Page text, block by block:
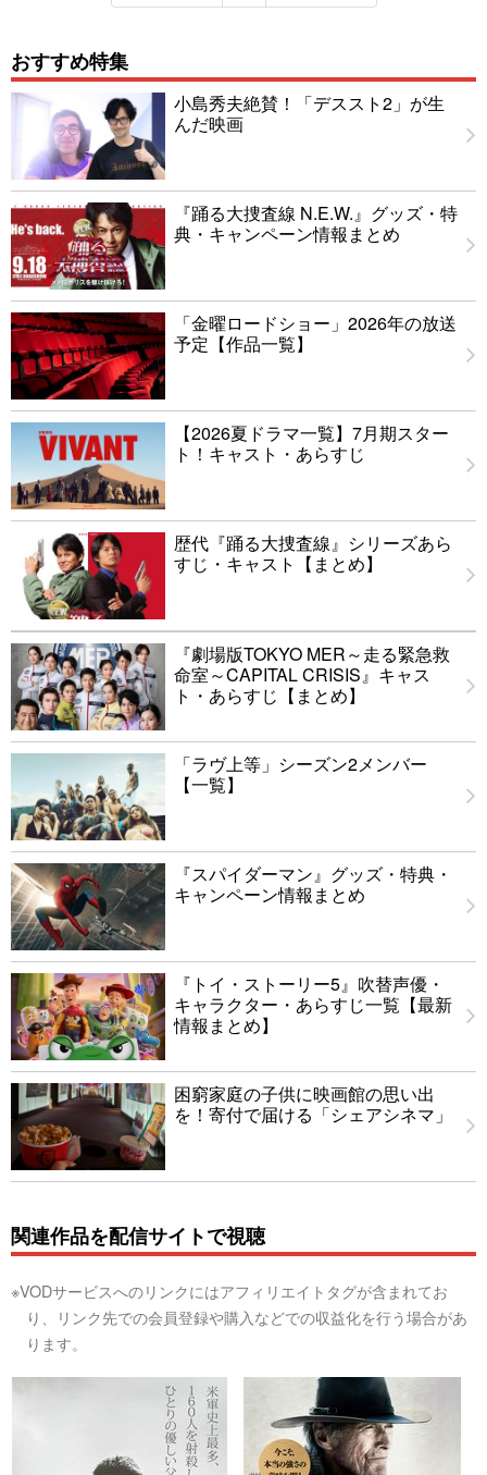
おすすめ特集
小島秀夫絶賛！「デススト2」が生
んだ映画
『踊る大捜査線 N.E.W.』グッズ・特
典・キャンペーン情報まとめ
「金曜ロードショー」2026年の放送
予定【作品一覧】
【2026夏ドラマ一覧】7月期スター
ト！キャスト・あらすじ
歴代『踊る大捜査線』シリーズあら
すじ・キャスト【まとめ】
『劇場版TOKYO MER～走る緊急救
命室～CAPITAL CRISIS』キャス
ト・あらすじ【まとめ】
「ラヴ上等」シーズン2メンバー
【一覧】
『スパイダーマン』グッズ・特典・
キャンペーン情報まとめ
『トイ・ストーリー5』吹替声優・
キャラクター・あらすじ一覧【最新
情報まとめ】
困窮家庭の子供に映画館の思い出
を！寄付で届ける「シェアシネマ」
関連作品を配信サイトで視聴
※VODサービスへのリンクにはアフィリエイトタグが含まれてお
り、リンク先での会員登録や購入などでの収益化を行う場合があ
ります。